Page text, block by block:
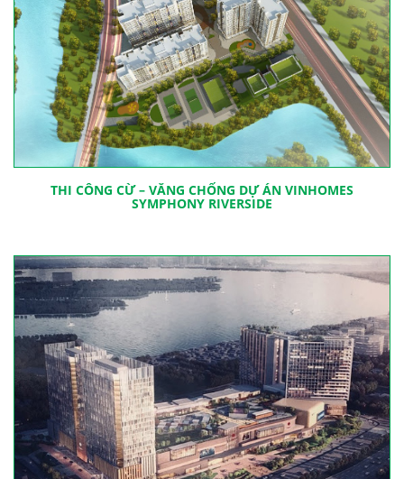
THI CÔNG CỪ – VĂNG CHỐNG DỰ ÁN VINHOMES
SYMPHONY RIVERSIDE